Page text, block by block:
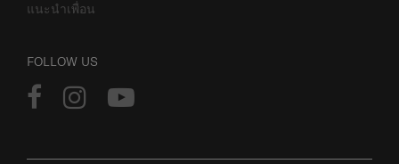
แนะนำเพื่อน
FOLLOW US